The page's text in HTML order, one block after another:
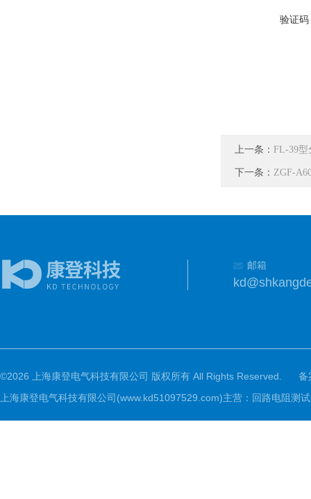
验证码
上一条： FL-39型
下一条： ZGF-
邮箱
©2026 上海康登电气科技有限公司 版权所有 All Rights Reserved.
备
上海康登电气科技有限公司(www.kd51097529.com)主营：回路电阻